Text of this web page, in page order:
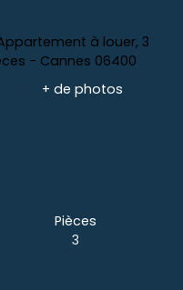
+ de photos
Pièces
3